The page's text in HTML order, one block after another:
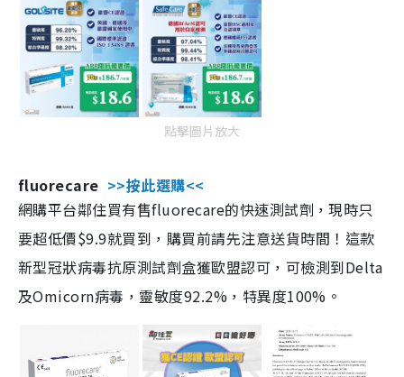
點擊圖片放大
fluorecare >>按此選購<<
網購平台鄰住買有售fluorecare的快速測試劑，現時只
要超低價$9.9就買到，購買前請先注意送貨時間！這款
新型冠狀病毒抗原測試劑盒獲歐盟認可，可檢測到Delta
及Omicorn病毒，靈敏度92.2%，特異度100%。